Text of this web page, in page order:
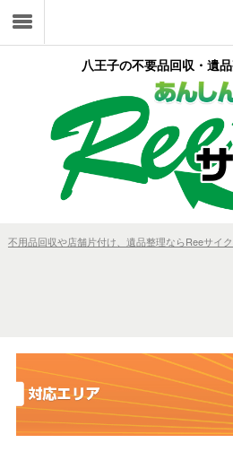
八王子の不要品回収・遺
不用品回収や店舗片付け、遺品整理ならReeサイ